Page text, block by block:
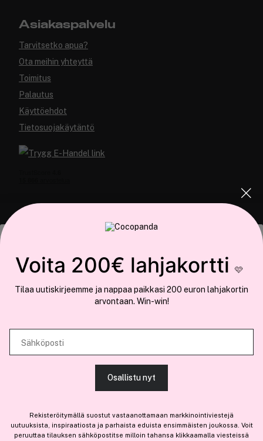
Tämä sivusto käyttää evästeitä
Käytämme evästeitä tarjoamamme sisällön ja mainosten
räätälöimiseen, sosiaalisen median ominaisuuksien tukemiseen ja
käytät sivustoamme. Kumppanimme voivat yhdistää näitä tietoja muihin
Asiakaspalvelu
Tarvitsetko apua?
Ota meihin yhteyttä
Toimitus
Palautus
Käyttöehdot
Tietosuojakäytäntö
Meistä
Olemme osaBrandsdal Group AS
Jos haluat henkilökohtaista neuvoa ammattitason hiustuotteista,
Voita 200€ lahjakortti 🩷
Tilaa uutiskirjeemme ja nappaa paikkasi 200 euron lahjakortin
arvontaan. Win-win!
Sähköposti
Osallistu nyt
Rekisteröitymällä suostut vastaanottamaan markkinointiviestejä
uutuuksista, inspiraatiosta ja parhaista eduista ensimmäisten joukossa. Voit
peruuttaa tilauksen sähköpostitse milloin tahansa klikkaamalla viesteissä